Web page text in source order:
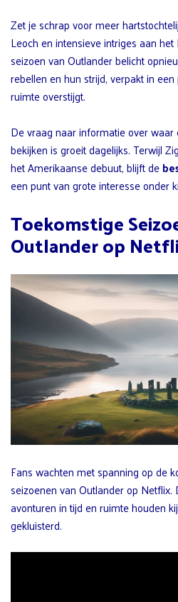
Zet je schrap voor meer
Leoch en intensieve intriges aan
seizoen van Outlander belicht
rebellen en hun strijd, verpakt in
ruimte overstijgt.
De vraag naar informatie over
bekijken is groeit dagelijks. Terwijl
het Amerikaanse debuut, blijft de
een punt van grote interesse onder
Toekomstige
Outlander op
Fans wachten met spanning op de
seizoenen van Outlander op
avonturen in tijd en ruimte houden
gekluisterd.